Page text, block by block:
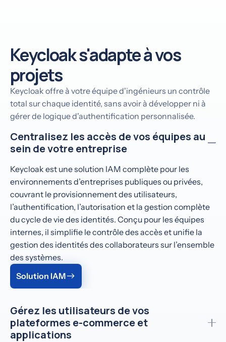
Keycloak s'adapte à vos
projets
Keycloak offre à votre équipe d'ingénieurs un contrôle
total sur chaque identité, sans avoir à développer ni à
gérer de logique d'authentification personnalisée.
Centralisez les accès de vos équipes au
sein de votre entreprise
Keycloak est une solution IAM complète pour les
environnements d’entreprises publiques ou privées,
couvrant le provisionnement des utilisateurs,
l’authentification, l’autorisation et la gestion complète
du cycle de vie des identités. Conçu pour les équipes
internes, il simplifie le contrôle des accès et unifie la
gestion des identités des collaborateurs sur l’ensemble
des systèmes.
Solution IAM
Gérez les utilisateurs de vos
plateformes e-commerce et
applications